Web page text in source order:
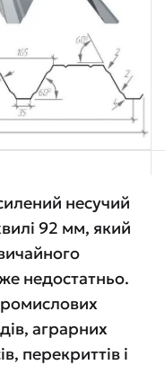
несучий
92 мм, який
недостатньо.
аграрних
перекриттів і